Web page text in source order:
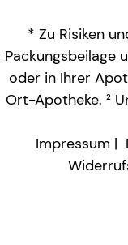
* Zu Risiken
Packungsbeilage
oder in Ihrer
Ort-Apotheke. ²
Impressum